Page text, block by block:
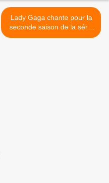
Lady Gaga chante pour la
seconde saison de la série
« Mercredi » ! >